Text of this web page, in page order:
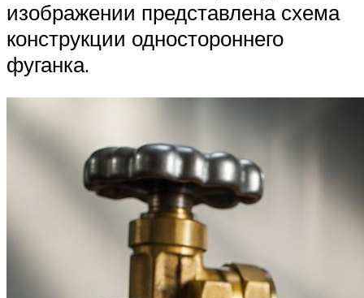
изображении представлена схема
конструкции одностороннего
фуганка.